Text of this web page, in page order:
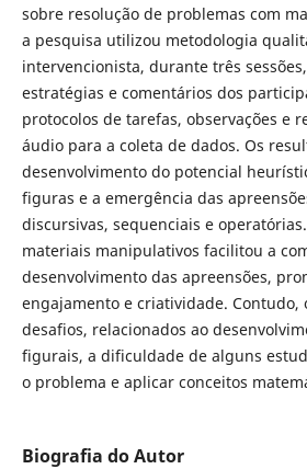
sobre resolução de problemas com
a pesquisa utilizou metodologia
intervencionista, durante três
estratégias e comentários dos
protocolos de tarefas, observações e
áudio para a coleta de dados. Os
desenvolvimento do potencial
figuras e a emergência das
discursivas, sequenciais e
materiais manipulativos facilitou a
desenvolvimento das apreensões,
engajamento e criatividade. Contudo,
desafios, relacionados ao
figurais, a dificuldade de alguns
o problema e aplicar conceitos
Biografia do Autor